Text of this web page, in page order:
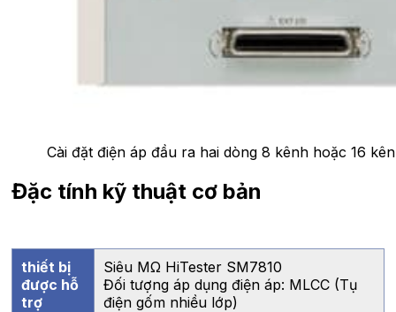
Cài đặt điện áp đầu ra hai dòng 8 kênh hoặc 16
Đặc tính kỹ thuật cơ bản
thiết bị
được hỗ
trợ
Siêu MΩ HiTester SM7810
Đối tượng áp dụng điện áp: MLCC (Tụ
điện gốm nhiều lớp)